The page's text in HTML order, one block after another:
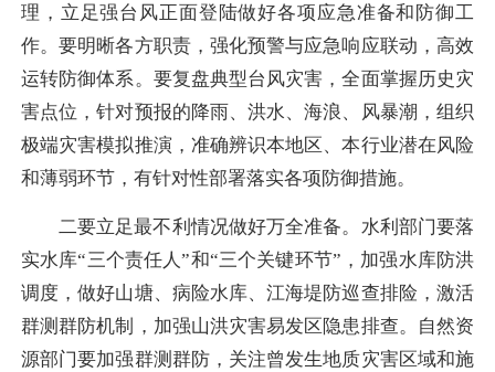
理，立足强台风正面登陆做好各项应急准备和防御工
作。要明晰各方职责，强化预警与应急响应联动，高效
运转防御体系。要复盘典型台风灾害，全面掌握历史灾
害点位，针对预报的降雨、洪水、海浪、风暴潮，组织
极端灾害模拟推演，准确辨识本地区、本行业潜在风险
和薄弱环节，有针对性部署落实各项防御措施。
二要立足最不利情况做好万全准备。水利部门要落
实水库“三个责任人”和“三个关键环节”，加强水库防洪
调度，做好山塘、病险水库、江海堤防巡查排险，激活
群测群防机制，加强山洪灾害易发区隐患排查。自然资
源部门要加强群测群防，关注曾发生地质灾害区域和施